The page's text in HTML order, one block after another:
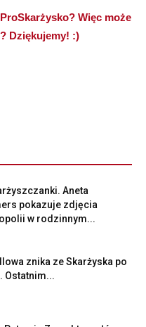
Więc może
Dziękujemy! :)
Aneta
pokazuje zdjęcia
w rodzinnym...
znika ze Skarżyska po
Ostatnim...